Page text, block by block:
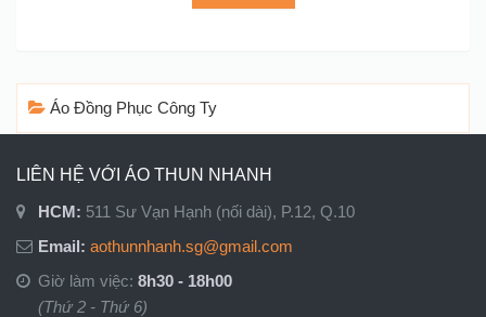
Áo Đồng Phục Công Ty
LIÊN HỆ VỚI ÁO THUN NHANH
HCM: 511 Sư Vạn Hạnh (nối dài), P.12, Q.10
Email: aothunnhanh.sg@gmail.com
Giờ làm việc: 8h30 - 18h00
(Thứ 2 - Thứ 6)